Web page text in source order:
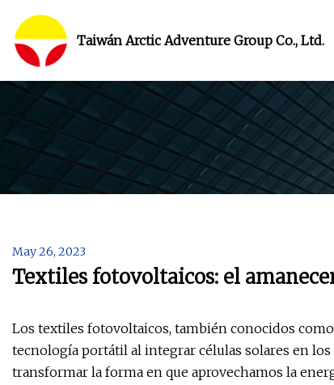
Taiwán Arctic Adventure Group Co., Ltd.
May 26, 2023
Textiles fotovoltaicos: el
Los textiles fotovoltaicos, también conocidos
tecnología portátil al integrar células solares en
transformar la forma en que aprovechamos la